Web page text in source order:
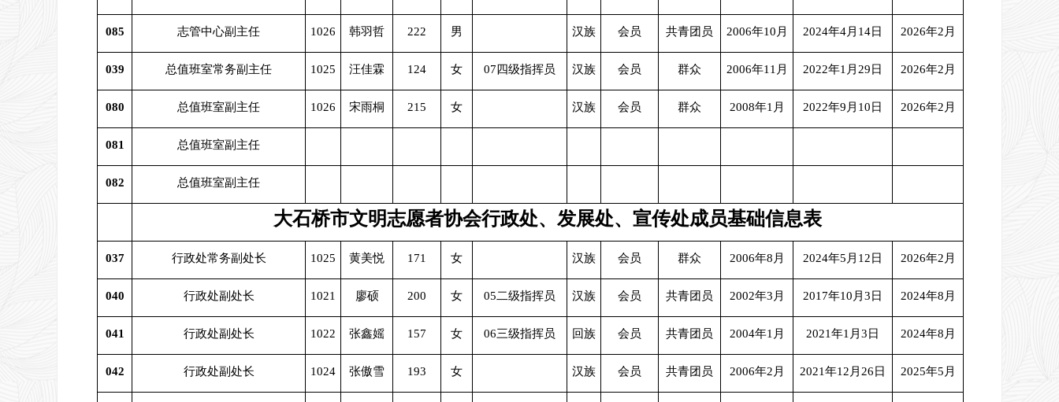
085 志管中心副主任 1026 韩羽哲 222 男 汉族 会员 共青团员 2006年10月 2024年4月14日 2026年2月
039 总值班室常务副主任 1025 汪佳霖 124 女 07四级指挥员 汉族 会员 群众 2006年11月 2022年1月29日 2026年2月
080 总值班室副主任 1026 宋雨桐 215 女 汉族 会员 群众 2008年1月 2022年9月10日 2026年2月
081 总值班室副主任
082 总值班室副主任
大石桥市文明志愿者协会行政处、发展处、宣传处成员基础信息表
037 行政处常务副处长 1025 黄美悦 171 女 汉族 会员 群众 2006年8月 2024年5月12日 2026年2月
040 行政处副处长 1021 廖硕 200 女 05二级指挥员 汉族 会员 共青团员 2002年3月 2017年10月3日 2024年8月
041 行政处副处长 1022 张鑫媱 157 女 06三级指挥员 回族 会员 共青团员 2004年1月 2021年1月3日 2024年8月
042 行政处副处长 1024 张傲雪 193 女 汉族 会员 共青团员 2006年2月 2021年12月26日 2025年5月